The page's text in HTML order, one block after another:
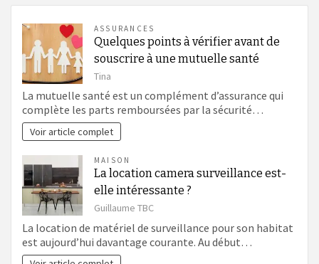
ASSURANCES
Quelques points à vérifier avant de
souscrire à une mutuelle santé
Tina
La mutuelle santé est un complément d’assurance qui
complète les parts remboursées par la sécurité…
Voir article complet
MAISON
La location camera surveillance est-
elle intéressante ?
Guillaume TBC
La location de matériel de surveillance pour son habitat
est aujourd’hui davantage courante. Au début…